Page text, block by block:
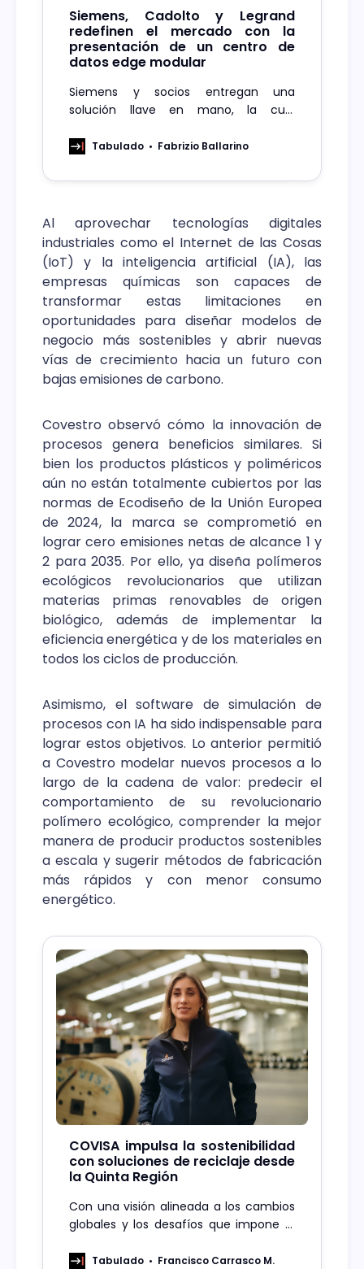
Siemens, Cadolto y Legrand
redefinen el mercado con la
presentación de un centro de
datos edge modular
Siemens y socios entregan una
solución llave en mano, la cual
agilidad para responder a las
Tabulado Fabrizio Ballarino
Al aprovechar tecnologías digitales
industriales como el Internet de las Cosas
(IoT) y la inteligencia artificial (IA), las
empresas químicas son capaces de
transformar estas limitaciones en
oportunidades para diseñar modelos de
negocio más sostenibles y abrir nuevas
vías de crecimiento hacia un futuro con
bajas emisiones de carbono.
Covestro observó cómo la innovación de
procesos genera beneficios similares. Si
bien los productos plásticos y poliméricos
aún no están totalmente cubiertos por las
normas de Ecodiseño de la Unión Europea
de 2024, la marca se comprometió en
lograr cero emisiones netas de alcance 1 y
2 para 2035. Por ello, ya diseña polímeros
ecológicos revolucionarios que utilizan
materias primas renovables de origen
biológico, además de implementar la
eficiencia energética y de los materiales en
todos los ciclos de producción.
Asimismo, el software de simulación de
procesos con IA ha sido indispensable para
lograr estos objetivos. Lo anterior permitió
a Covestro modelar nuevos procesos a lo
largo de la cadena de valor: predecir el
comportamiento de su revolucionario
polímero ecológico, comprender la mejor
manera de producir productos sostenibles
a escala y sugerir métodos de fabricación
más rápidos y con menor consumo
energético.
COVISA impulsa la sostenibilidad
con soluciones de reciclaje desde
la Quinta Región
Con una visión alineada a los cambios
globales y los desafíos que impone el
formalizado su compromiso al
Tabulado Francisco Carrasco M.